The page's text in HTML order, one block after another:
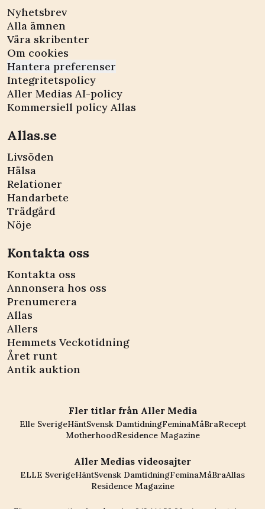
Nyhetsbrev
Alla ämnen
Våra skribenter
Om cookies
Hantera preferenser
Integritetspolicy
Aller Medias AI-policy
Kommersiell policy Allas
Allas.se
Livsöden
Hälsa
Relationer
Handarbete
Trädgård
Nöje
Kontakta oss
Kontakta oss
Annonsera hos oss
Prenumerera
Allas
Allers
Hemmets Veckotidning
Året runt
Antik auktion
Fler titlar från Aller Media
Elle SverigeHäntSvensk DamtidningFeminaMåBraRecept
MotherhoodResidence Magazine
Aller Medias videosajter
ELLE SverigeHäntSvensk DamtidningFeminaMåBraAllas
Residence Magazine